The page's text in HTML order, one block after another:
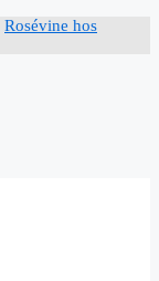
Rosévine hos